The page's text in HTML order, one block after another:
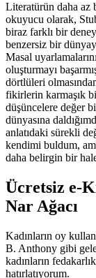
Literatürün daha az
okuyucu olarak,
biraz farklı bir
benzersiz bir
Masal
oluşturmayı
dörtlüleri
fikirlerin karmaşık
düşüncelere değer
dünyasına
anlatıdaki sürekli
kendimi buldum,
daha belirgin bir
Ücretsiz e-
Nar Ağacı
Kadınların oy
B. Anthony gibi
kadınların
hatırlatıyorum.